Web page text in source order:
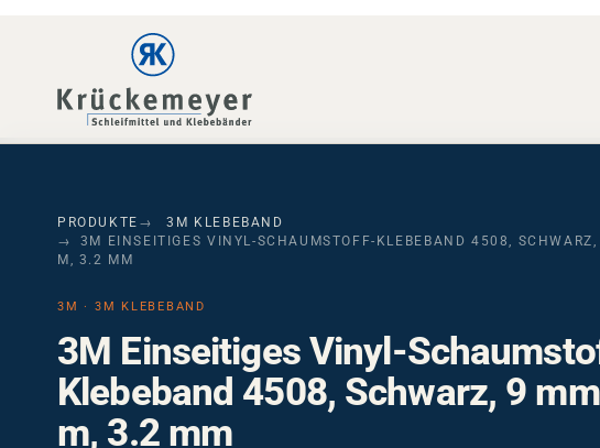
3M EINSEITIGES VINYL-SCHAUMSTOFF-KLEBEBAND 4508,
M, 3.2 MM
3M Einseitiges Vinyl-
Klebeband 4508, Schwarz, 9
m, 3.2 mm